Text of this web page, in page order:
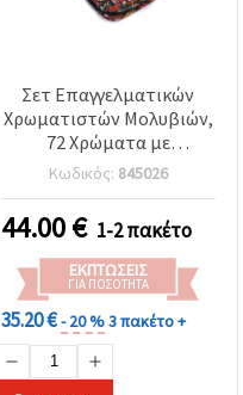
Σετ Επαγγελματικών
Χρωματιστών Μολυβιών,
72 Χρώματα με
Χρωματολόγιο, σε
Υφασμάτινη Θήκη
Μεταφοράς
Κωδικός: 845026
44.00€ 1-2 πακέτο
ΕΚΠΤΏΣΕΙΣ
ΓΙΑ ΠΟΣΌΤΗΤΑ
35.20 €- 20 %3 πακέτο +